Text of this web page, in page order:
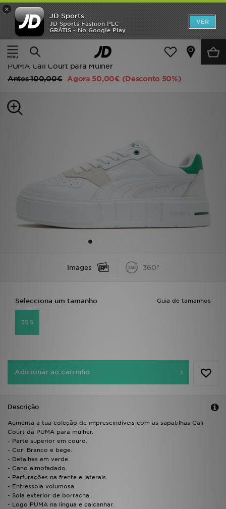
×
JD Sports
JD Sports Fashion PLC
GRÁTIS - No Google Play
VER
Página principal
Mulher Calçado de Mulher
Sapatilhas
PUMA Cali Court para Mulher
Antes100,00€ Agora 50,00€ (Desconto 50%)
Images 360°
Guia de tamanhos
Selecciona um tamanho
35.5
Adicionar ao carrinho
Descrição
Aumenta a tua coleção de imprescindíveis com as sapatilhas Cali
Court da PUMA para mulher.
- Parte superior em couro.
- Cor: Branco e bege.
- Detalhes em verde.
- Cano almofadado.
- Perfurações na frente e laterais.
- Entressola volumosa.
- Sola exterior de borracha.
- Logo PUMA na língua e calcanhar.
INÍCIO
Promoções
NOVIDADES
MULHER
DESPORTO
VER MARCAS
FAZ DOWNLOAD DA APP
TRABALHA CONNOSCO
FAQs